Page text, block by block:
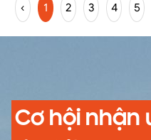
‹ 1 2 3 4 5
Cơ hội nhận